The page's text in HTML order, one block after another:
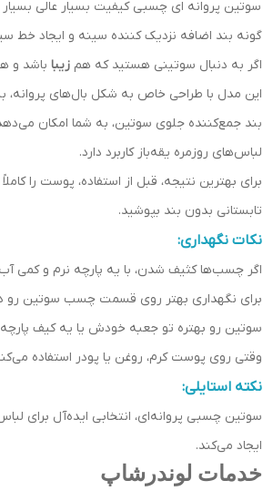
گونه بند اضافه نزدیک کننده سینه و ایجاد خط
اگر به دنبال سوتینی هستید که هم زیبا باشد و
این مدل با طراحی خاص به شکل بال‌های پروانه،
بند جمع‌کننده جلوی سوتین، به شما امکان
لباس‌های روزمره یقه‌باز کاربرد دارد.
برای بهترین نتیجه، قبل از استفاده، پوست را
تابستانی بدون بند بپوشید.
نکات نگهداری:
اگر چسب‌ها کثیف شدن، با یه پارچه نرم و کمی
برای نگهداری بهتر روی قسمت چسب سوتین رو
سوتین رو بهتره تو جعبه خودش یا یه کیف
وقتی روی پوست کرم، روغن یا پودر استفاده
نکته استایلی:
سوتین چسبی پروانه‌ای، انتخابی ایده‌آل برای
ایجاد می‌کند.
خدمات لوندرشاپ